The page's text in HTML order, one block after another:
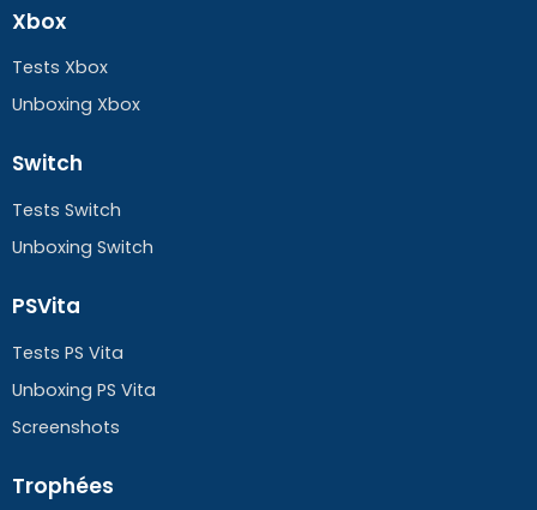
Xbox
Tests Xbox
Unboxing Xbox
Switch
Tests Switch
Unboxing Switch
PSVita
Tests PS Vita
Unboxing PS Vita
Screenshots
Trophées